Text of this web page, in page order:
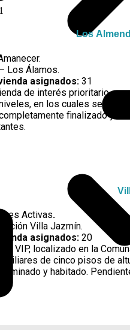
Los
Los Álamos.
asignados: 31
de interés prioritario se
en los cuales se
finalizado y
Activas.
Villa Jazmín.
asignados: 20
VIP, localizado en la
de cinco pisos de
y habitado.